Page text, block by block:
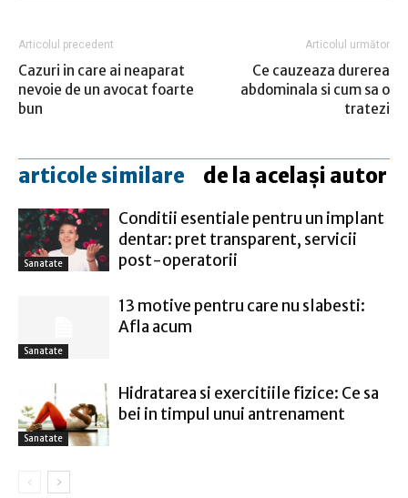
Articolul precedent
Cazuri in care ai neaparat
nevoie de un avocat foarte
bun
Articolul următor
Ce cauzeaza durerea
abdominala si cum sa o
tratezi
articole similare de la același autor
Sanatate
Conditii esentiale pentru un implant
dentar: pret transparent, servicii
post-operatorii
Sanatate
13 motive pentru care nu slabesti:
Afla acum
Sanatate
Hidratarea si exercitiile fizice: Ce sa
bei in timpul unui antrenament